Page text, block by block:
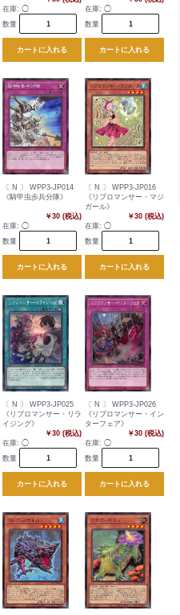
在庫: ◯
数量
カートに入れる
在庫: ◯
数量
カートに入れる
〔 N 〕 WPP3-JP014
《騎甲虫歩兵分隊》
￥30 (税込)
在庫: ◯
数量
カートに入れる
〔 N 〕 WPP3-JP016
《リブロマンサー・マジ
ガール》
￥30 (税込)
在庫: ◯
数量
カートに入れる
〔 N 〕 WPP3-JP025
《リブロマンサー・リラ
イジング》
￥30 (税込)
在庫: ◯
数量
カートに入れる
〔 N 〕 WPP3-JP026
《リブロマンサー・イン
ターフェア》
￥30 (税込)
在庫: ◯
数量
カートに入れる